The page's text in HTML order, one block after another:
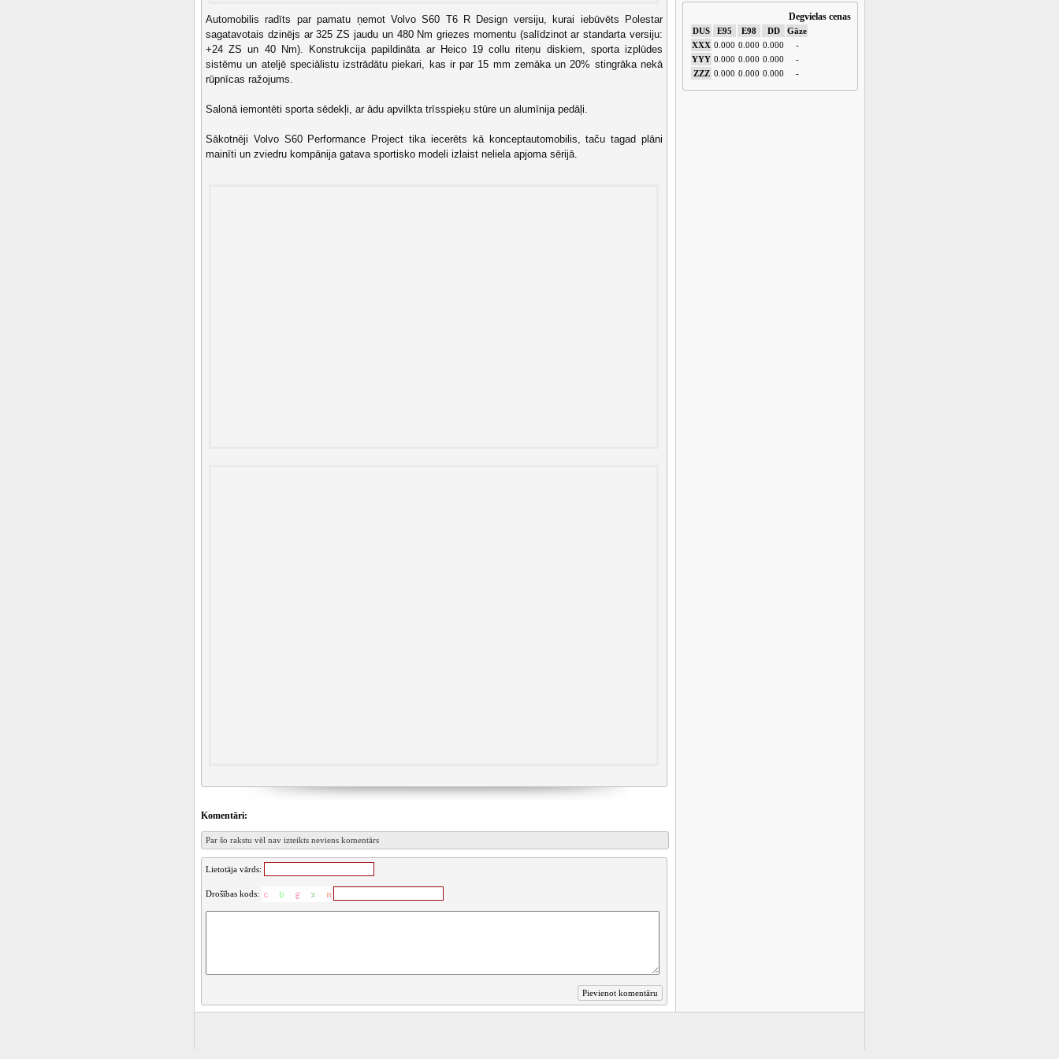
Automobilis radīts par pamatu ņemot Volvo S60 T6 R Design versiju, kurai iebūvēts Polestar
sagatavotais dzinējs ar 325 ZS jaudu un 480 Nm griezes momentu (salīdzinot ar standarta versiju:
+24 ZS un 40 Nm). Konstrukcija papildināta ar Heico 19 collu riteņu diskiem, sporta izplūdes
sistēmu un ateljē speciālistu izstrādātu piekari, kas ir par 15 mm zemāka un 20% stingrāka nekā
rūpnīcas ražojums.
Salonā iemontēti sporta sēdekļi, ar ādu apvilkta trīsspieķu stūre un alumīnija pedāļi.
Sākotnēji Volvo S60 Performance Project tika iecerēts kā konceptautomobilis, taču tagad plāni
mainīti un zviedru kompānija gatava sportisko modeli izlaist neliela apjoma sērijā.
Komentāri:
Par šo rakstu vēl nav izteikts neviens komentārs
Lietotāja vārds:
Drošības kods:
Degvielas cenas
DUS E95 E98 DD
Gāze
XXX 0.000 0.000 0.000
-
YYY 0.000 0.000 0.000
-
ZZZ 0.000 0.000 0.000 -